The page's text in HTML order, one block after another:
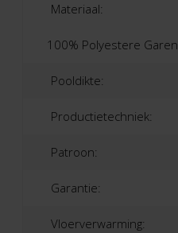
Materiaal:
100% Polyestere Garen
Pooldikte:
Productietechniek:
Patroon:
Garantie:
Vloerverwarming: